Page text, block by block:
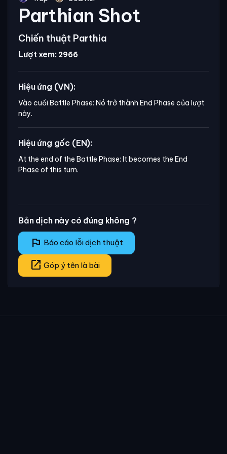
Parthian Shot
Chiến thuật Parthia
Lượt xem: 2966
Hiệu ứng (VN):
Vào cuối Battle Phase: Nó trở thành End Phase của lượt
này.
Hiệu ứng gốc (EN):
At the end of the Battle Phase: It becomes the End
Phase of this turn.
Bản dịch này có đúng không ?
flag Báo cáo lỗi dịch thuật
open_in_new Góp ý tên là bài